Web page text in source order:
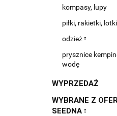
kompasy, lupy
piłki, rakietki, lotki
odzież
prysznice
wodę
WYPRZEDAŻ
WYBRANE Z
SEEDNA